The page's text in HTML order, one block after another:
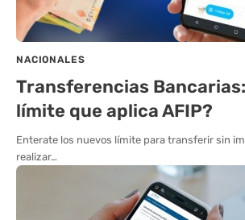
NACIONALES
Transferencias
límite que aplica AFIP?
Enterate los nuevos límite para transferir sin
realizar…